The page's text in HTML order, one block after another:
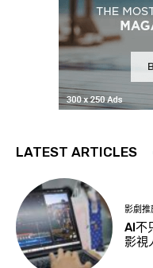
LATEST ARTICLES
影劇推
AI不
影視